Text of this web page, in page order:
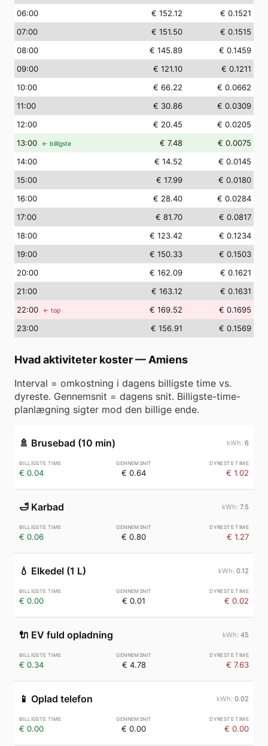
06:00 € 152.12
€ 0.1521
07:00 € 151.50
€ 0.1515
08:00 € 145.89
€ 0.1459
09:00 € 121.10
€ 0.1211
10:00 € 66.22
€ 0.0662
11:00 € 30.86
€ 0.0309
12:00 € 20.45
€ 0.0205
13:00 ← billigste € 7.48
€ 0.0075
14:00 € 14.52
€ 0.0145
15:00 € 17.99
€ 0.0180
16:00 € 28.40
€ 0.0284
17:00 € 81.70
€ 0.0817
18:00 € 123.42
€ 0.1234
19:00 € 150.33
€ 0.1503
20:00 € 162.09
€ 0.1621
21:00 € 163.12
€ 0.1631
22:00 ← top € 169.52
€ 0.1695
23:00 € 156.91 € 0.1569
Hvad aktiviteter koster— Amiens
Interval = omkostning i dagens billigste time vs.
dyreste. Gennemsnit = dagens snit. Billigste-time-
planlægning sigter mod den billige ende.
🚿 Brusebad (10 min) 6
€ 0.04 € 0.64 € 1.02
🛁 Karbad 7.5
€ 0.06 € 0.80 € 1.27
💧 Elkedel (1 L) 0.12
€ 0.00 € 0.01 € 0.02
🔌 EV fuld opladning 45
€ 0.34 € 4.78 € 7.63
📱 Oplad telefon 0.02
€ 0.00 € 0.00 € 0.00